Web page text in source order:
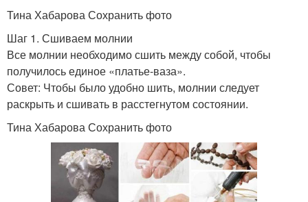
Тина Хабарова Сохранить фото
Шаг 1. Сшиваем молнии
Все молнии необходимо сшить между собой, чтобы
получилось единое «платье-ваза».
Совет: Чтобы было удобно шить, молнии следует
раскрыть и сшивать в расстегнутом состоянии.
Тина Хабарова Сохранить фото